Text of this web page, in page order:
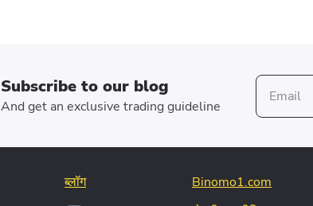
Subscribe to our blog
And get an exclusive trading guideline
ब्लॉग
Binomo1.com